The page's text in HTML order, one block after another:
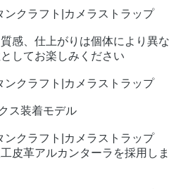
感、仕上がりは個体により異な
してお楽しみください
ス装着モデル
皮革アルカンターラを採用しま